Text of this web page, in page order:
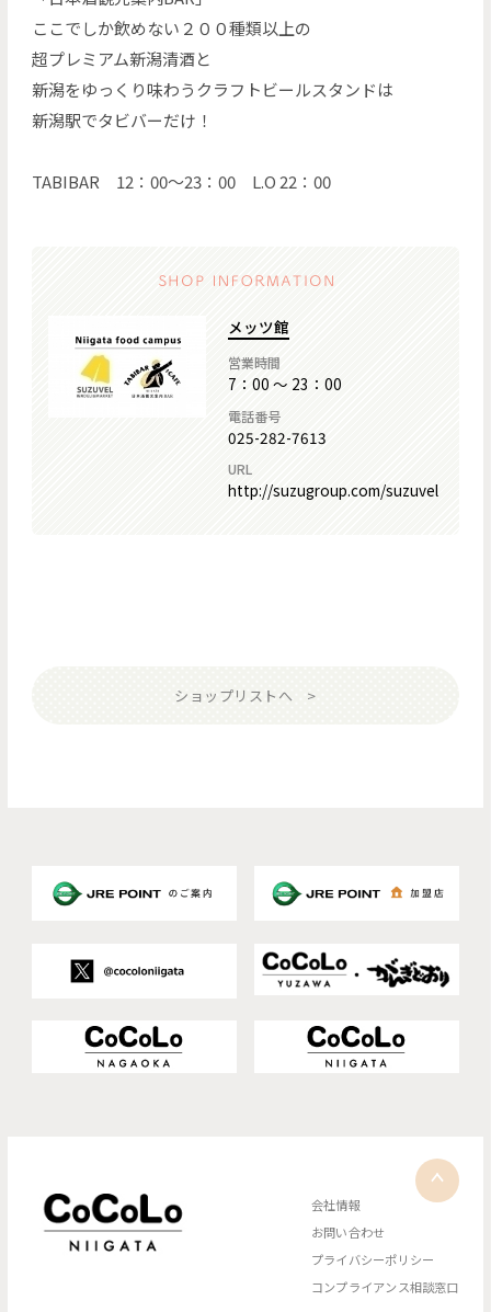
ここでしか飲めない２００種類以上の
超プレミアム新潟清酒と
新潟をゆっくり味わうクラフトビールスタンドは
新潟駅でタビバーだけ！
TABIBAR 12：00～23：00 L.O 22：00
メッツ館
営業時間
7：00 ～ 23：00
電話番号
025-282-7613
URL
http://suzugroup.com/suzuvel
ショップリストへ
会社情報
お問い合わせ
プライバシーポリシー
コンプライアンス相談窓口